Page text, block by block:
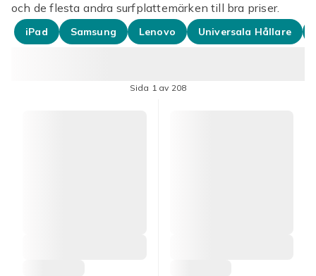
och de flesta andra surfplattemärken till bra priser.
iPad Samsung Lenovo Universala Hållare
Sida 1 av 208